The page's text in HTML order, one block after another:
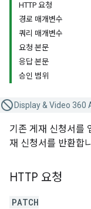
HTTP 요청
경로 매개변수
쿼리 매개변수
요청 본문
응답 본문
승인 범위
Display & Video 360
기존 게재 신청서를
재 신청서를 반환합
HTTP 요청
PATCH